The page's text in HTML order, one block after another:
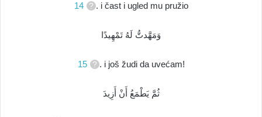
14 . i čast i ugled mu pružio
وَمَهَّدتُّ لَهُ تَمْهِيدًا
15 . i još žudi da uvećam!
ثُمَّ يَطْمَعُ أَنْ أَزِيدَ